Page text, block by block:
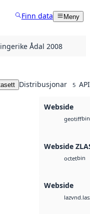
Finn data Meny
Ådal 2008
Distribusjonar 5
Webside
geotiffbin
Webside
octetbin
Webside
laz